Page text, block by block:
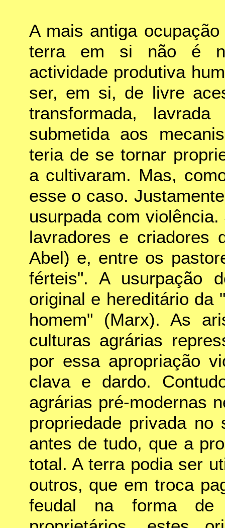
A mais antiga
terra em si não é
actividade produtiva
ser, em si, de livre
transformada,
submetida aos
teria de se tornar
a cultivaram. Mas,
esse o caso.
usurpada com
lavradores e criadores
Abel) e, entre os
férteis". A usurpação
original e hereditário da
homem" (Marx). As
culturas agrárias
por essa apropriação
clava e dardo.
agrárias pré-modernas
propriedade privada
antes de tudo, que a
total. A terra podia ser
outros, que em troca
feudal na forma de